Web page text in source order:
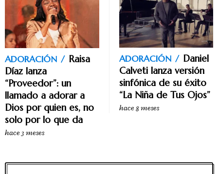
ADORACIÓN
Raisa
Díaz lanza
“Proveedor”: un
llamado a adorar a
Dios por quien es, no
solo por lo que da
hace 3 meses
ADORACIÓN
Daniel
Calveti lanza versión
sinfónica de su éxito
“La Niña de Tus Ojos”
hace 8 meses